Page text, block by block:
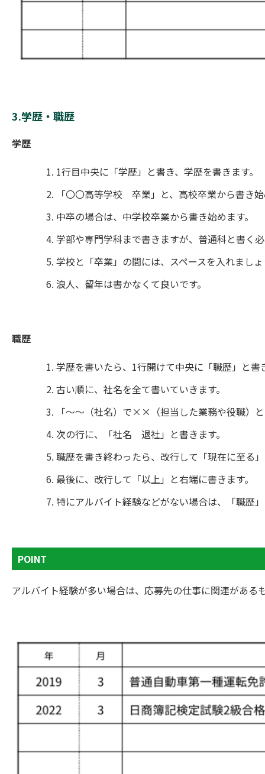
3.学歴・職歴
学歴
1行目中央に「学歴」と書き、学歴を書きます。
「〇〇高等学校 卒業」と、高校卒業から書き
中卒の場合は、中学校卒業から書き始めます。
学部や専門学科まで書きますが、普通科と書く
学校と「卒業」の間には、スペースを入れまし
浪人、留年は書かなくて良いです。
職歴
学歴を書いたら、1行開けて中央に「職歴」と書
古い順に、社名を全て書いていきます。
「〜〜（社名）で××（担当した業務や役職）
次の行に、「社名 退社」と書きます。
職歴を書き終わったら、改行して「現在に至る
最後に、改行して「以上」と右端に書きます。
特にアルバイト経験などがない場合は、「職歴
POINT
アルバイト経験が多い場合は、応募先の仕事に関連がある